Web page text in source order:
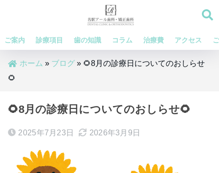
ご案内 診療項目 歯の知識 コラム 治療費 アクセス
ホーム » ブログ » 🌻8月の診療日についてのおしらせ
🌻
🌻8月の診療日についてのおしらせ🌻
2025年7月23日 2026年3月9日